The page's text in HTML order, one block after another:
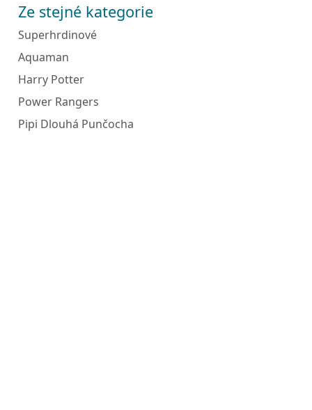
Ze stejné kategorie
Superhrdinové
Aquaman
Harry Potter
Power Rangers
Pipi Dlouhá Punčocha